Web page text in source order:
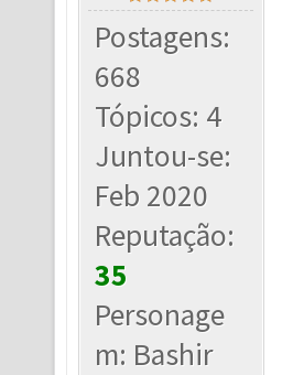
Postagens:
668
Tópicos: 4
Juntou-se:
Feb 2020
Reputação:
35
Personage
m: Bashir